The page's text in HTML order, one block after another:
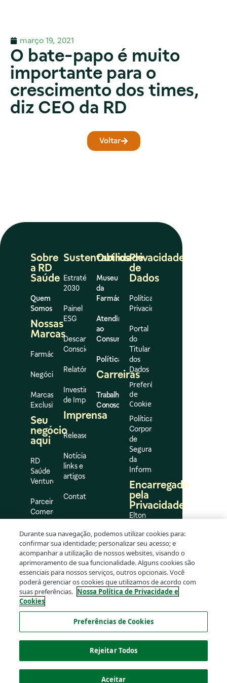
março 19, 2021
O bate-papo é muito
importante para o
crescimento dos times,
diz CEO da RD
Voltar
Sobre
a RD
Saúde
Quem
Somos
Nossas
Marcas
Farmácias
Negócios
Marcas
Exclusivas
Seu
negócio
aqui
RD
Saúde
Ventures
Parceiros
Comerciais
Impulso
Sustentabilidade
Estratégia
2030
Painel
ESG
Descarte
Consciente
Relatórios
Investimento
de Impacto
Imprensa
Release
Notícias,
links e
artigos
Contato
Outros
Museu
da
Farmácia
Atendimento
ao
Consumidor
Políticas
Carreiras
Trabalhe
Conosco
Privacidade
de
Dados
Política de
Privacidade
Portal
do
Titular
dos
Dados
Preferências
de
Cookies
Política
Corporativa
de
Segurança
da
Informação
Encarregado
pela
Privacidade
Elton
da
Silva
Oliveira
dpo@rd.com.br
Durante sua navegação, podemos utilizar cookies para:
confirmar sua identidade; personalizar seu acesso; e
acompanhar a utilização de nossos websites, visando o
aprimoramento de sua funcionalidade. Alguns cookies são
essenciais para nossos serviços, outros opcionais. Você
poderá gerenciar os cookies que utilizamos de acordo com
suas preferências. Nossa Política de Privacidade e
Cookies
Preferências de Cookies
Rejeitar Todos
Aceitar